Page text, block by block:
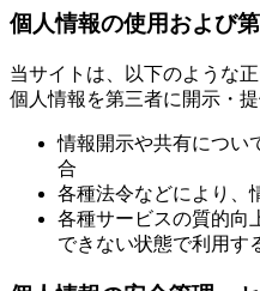
個人情報の使用および
当サイトは、以下のような
個人情報を第三者に開示・
情報開示や共有につい
合
各種法令などにより、
各種サービスの質的向
できない状態で利用す